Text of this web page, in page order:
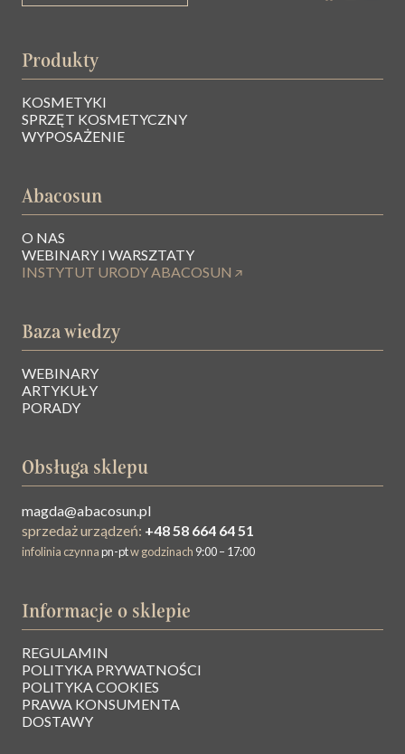
O NAS
BAZA WIEDZY
Produkty
KOSMETYKI
SPRZĘT KOSMETYCZNY
WYPOSAŻENIE
Baza wiedzy
WEBINARY
ARTYKUŁY
PORADY
Obsługa sklepu
magda@abacosun.pl
sprzedaż urządzeń: +48 58 664 64 51
infolinia czynnapn-ptw godzinach 9:00 – 17:00
Abacosun
O NAS
WEBINARY I WARSZTATY
INSTYTUT URODY ABACOSUN
Informacje o sklepie
REGULAMIN
POLITYKA PRYWATNOŚCI
POLITYKA COOKIES
PRAWA KONSUMENTA
DOSTAWY